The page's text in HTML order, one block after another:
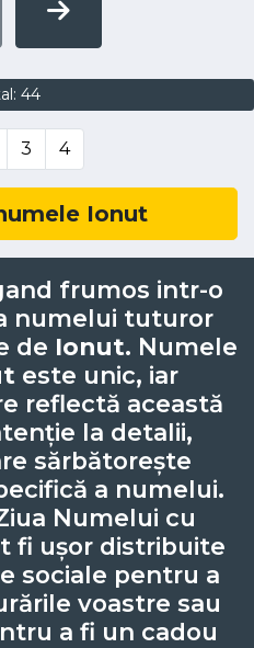
44
3 4
Ionut
frumos intr-o
numelui tuturor
de Ionut. Numele
este unic, iar
reflectă această
la detalii,
sărbătorește
a numelui.
Numelui cu
fi ușor distribuite
sociale pentru a
voastre sau
a fi un cadou